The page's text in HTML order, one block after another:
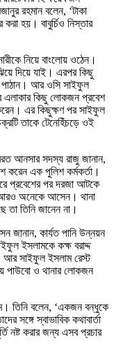
রহমান বলেন, ‘টাকা
হয়। বাবুর্চিও নিস্তার
নিয়ে বাংলোয় ওঠেন।
দিয়ে যাই। এরপর কিছু
পাঠান। আর ওসি সাইফুল
এলাকার কিছু লোকজন প্রবেশ
এর কিছুক্ষণ পর সাইফুল
তাকে টেনেহিঁচড়ে ওই
আনসার সদস্য রাজু জানান,
করেন এক পুলিশ কর্মকর্তা।
প্রবেশের পর দরজা আটকে
অনেকে আসেন। থানা
তিনি জানেন না।
জানান, কার্যত পানি উন্নয়ন
ইসলামকে কক্ষ বরাদ্দ
আর সাইফুল ইসলাম রেস্ট
পাউবো ও থানার লোকজন
তিনি বলেন, ‘একজন বন্ধুকে
সঙ্গে স্বাভাবিক কথাবার্তা
নষ্ট করার জন্য এসব প্রচার